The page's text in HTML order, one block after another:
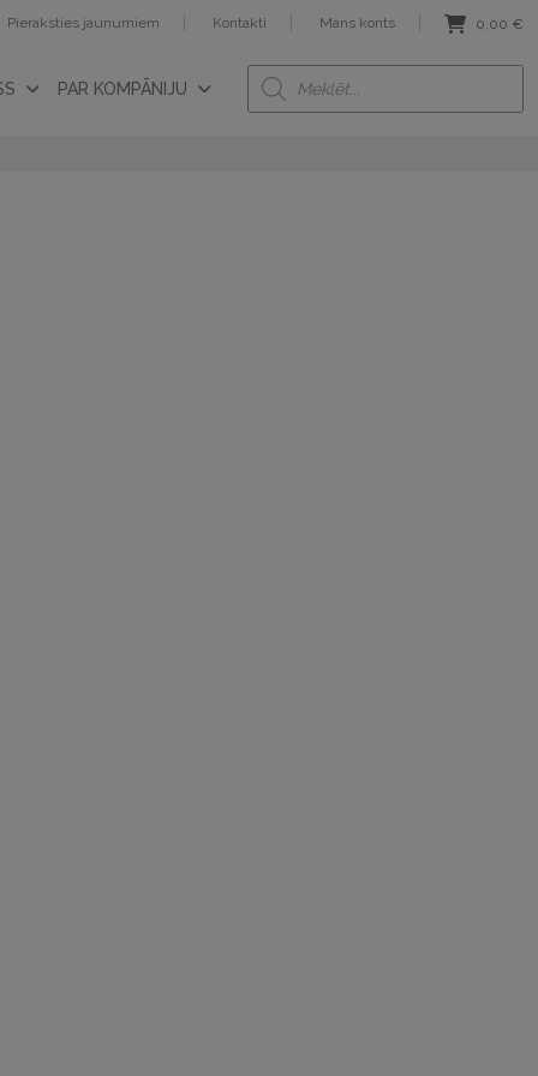
Pieraksties jaunumiem Kontakti Mans konts 0,00 €
PAR KOMPĀNIJU
Products
search